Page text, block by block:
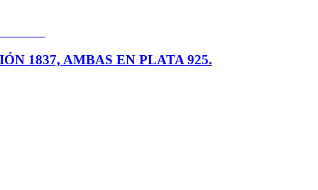
1837, AMBAS EN PLATA 925.